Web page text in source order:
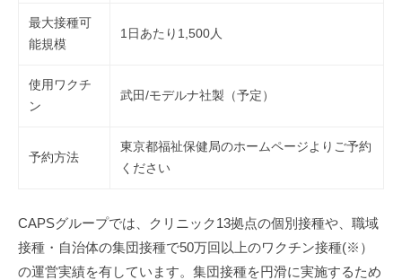
展
開
最大接種可
能規模
1日あたり1,500人
使用ワクチ
ン
武田/モデルナ社製（予定）
予約方法
東京都福祉保健局のホームページよりご予約
ください
CAPSグループでは、クリニック13拠点の個別接種や、職域
接種・自治体の集団接種で50万回以上のワクチン接種(※）
の運営実績を有しています。集団接種を円滑に実施するため